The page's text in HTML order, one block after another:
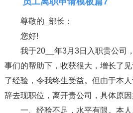
尊敬的_部长：
您好!
我于20__年3月3日入职贵公司
事们的帮助下，收获很大，增长了
了经验，令我终生受益。但由于本
辞去现职位，离开贵公司，具体原因
一、经验不足，水平有限。本